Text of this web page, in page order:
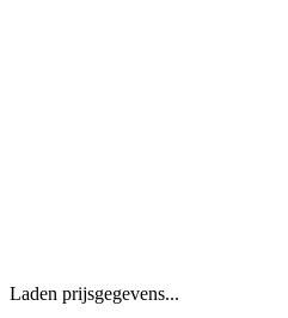
Laden prijsgegevens...